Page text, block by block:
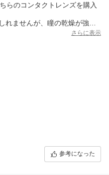
らのコンタクトレンズを購入
ませんが、瞳の乾燥が強く
らい）装着するのが難しくな
さらに表示
参考になった